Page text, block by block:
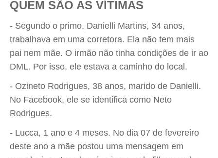
QUEM SÃO AS VÍTIMAS
- Segundo o primo, Danielli Martins, 34 anos,
trabalhava em uma corretora. Ela não tem mais
pai nem mãe. O irmão não tinha condições de ir ao
DML. Por isso, ele estava a caminho do local.
- Ozineto Rodrigues, 38 anos, marido de Danielli.
No Facebook, ele se identifica como Neto
Rodrigues.
- Lucca, 1 ano e 4 meses. No dia 07 de fevereiro
deste ano a mãe postou uma mensagem em